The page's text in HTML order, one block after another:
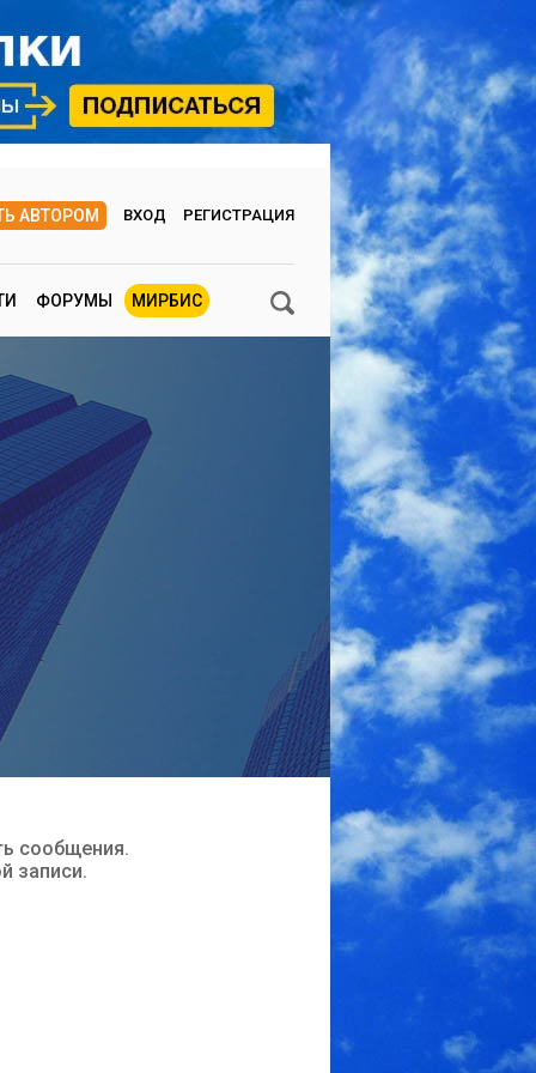
АВТОРОМ ВХОД РЕГИСТРАЦИЯ
ФОРУМЫ МИРБИС
сообщения.
записи.